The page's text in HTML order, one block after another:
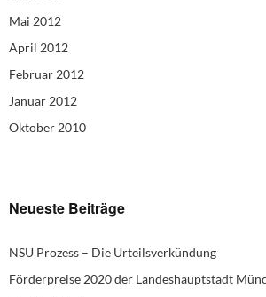
Mai 2012
April 2012
Februar 2012
Januar 2012
Oktober 2010
Neueste Beiträge
NSU Prozess – Die Urteilsverkündung
Förderpreise 2020 der Landeshauptstadt